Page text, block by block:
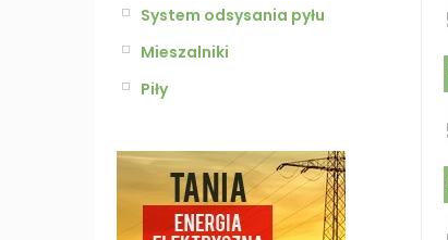
System odsysania pyłu
Mieszalniki
Piły